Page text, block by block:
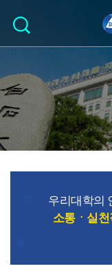
우리대학의
소통ㆍ실